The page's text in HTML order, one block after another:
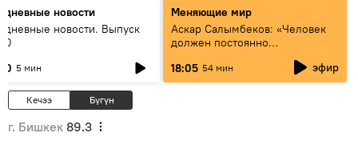
новости
новости. Выпуск
5 мин
Меняющие мир
Аскар Салымбеков: «Человек
должен постоянно
18:05 54 мин эфир
Кечээ Бүгүн
г. Бишкек 89.3